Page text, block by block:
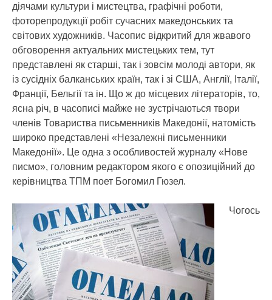
діячами культури і мистецтва, графічні роботи,
фоторепродукції робіт сучасних македонських та
світових художників. Часопис відкритий для жвавого
обговорення актуальних мистецьких тем, тут
представлені як старші, так і зовсім молоді автори, як
із сусідніх балканських країн, так і зі США, Англії, Італії,
Франції, Бельгії та ін. Що ж до місцевих літераторів, то,
ясна річ, в часописі майже не зустрічаються твори
членів Товариства письменників Македонії, натомість
широко представлені «Незалежні письменники
Македонії». Це одна з особливостей журналу «Нове
писмо», головним редактором якого є опозиційний до
керівництва ТПМ поет Богомил Гюзел.
Чогось